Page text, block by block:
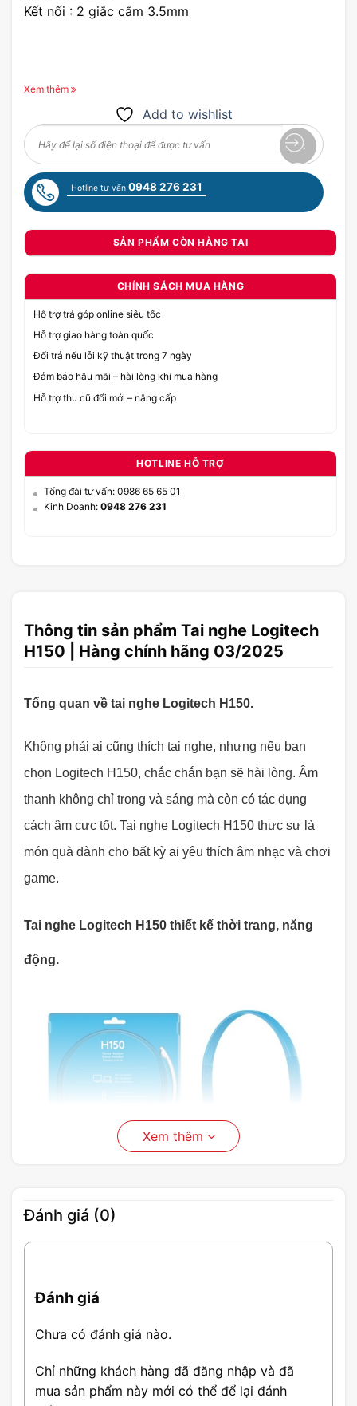
Kết nối : 2 giắc cắm 3.5mm
Xem thêm
Add to wishlist
Hotline tư vấn 0948 276 231
SẢN PHẨM CÒN HÀNG TẠI
CHÍNH SÁCH MUA HÀNG
Hỗ trợ trả góp online siêu tốc
Hỗ trợ giao hàng toàn quốc
Đổi trả nếu lỗi kỹ thuật trong 7 ngày
Đảm bảo hậu mãi – hài lòng khi mua hàng
Hỗ trợ thu cũ đổi mới – nâng cấp
HOTLINE HỖ TRỢ
Tổng đài tư vấn: 0986 65 65 01
Kinh Doanh: 0948 276 231
Thông tin sản phẩm Tai nghe Logitech
H150 | Hàng chính hãng 03/2025
Tổng quan về tai nghe Logitech H150.
Không phải ai cũng thích tai nghe, nhưng nếu bạn
chọn Logitech H150, chắc chắn bạn sẽ hài lòng. Âm
thanh không chỉ trong và sáng mà còn có tác dụng
cách âm cực tốt. Tai nghe Logitech H150 thực sự là
món quà dành cho bất kỳ ai yêu thích âm nhạc và chơi
game.
Tai nghe Logitech H150 thiết kế thời trang, năng
động.
Tai nghe Logitech H150 có kiểu dáng đẹp, trùm qua
thưởng thức âm nhạc mà họ yêu thích dù họ đang ở
đâu.
Xem thêm
Đánh giá (0)
Đánh giá
Chưa có đánh giá nào.
Chỉ những khách hàng đã đăng nhập và đã
mua sản phẩm này mới có thể để lại đánh